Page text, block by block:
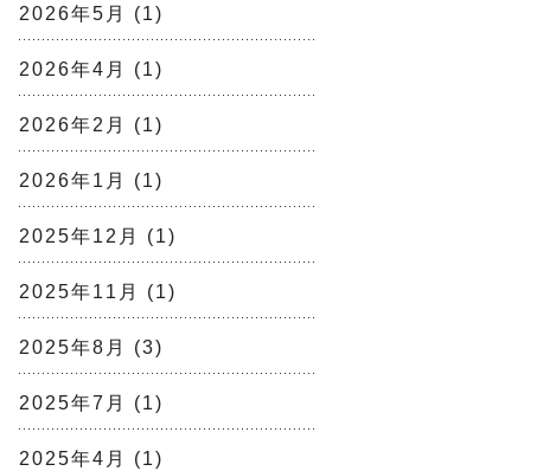
2026年5月 (1)
2026年4月 (1)
2026年2月 (1)
2026年1月 (1)
2025年12月 (1)
2025年11月 (1)
2025年8月 (3)
2025年7月 (1)
2025年4月 (1)